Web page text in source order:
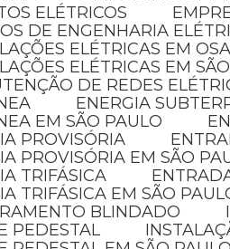
ELÉTRICOS
DE ENGENHARIA
ELÉTRICAS EM
ELÉTRICAS EM
DE REDES
ENERGIA
EM SÃO PAULO
PROVISÓRIA
PROVISÓRIA EM SÃO
TRIFÁSICA
TRIFÁSICA EM SÃO
BLINDADO
PEDESTAL